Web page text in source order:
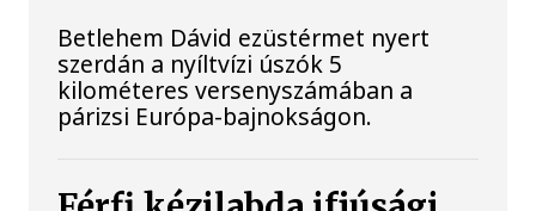
Betlehem Dávid ezüstérmet nyert
szerdán a nyíltvízi úszók 5
kilométeres versenyszámában a
párizsi Európa-bajnokságon.